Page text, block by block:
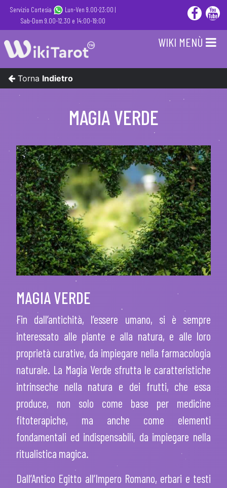
Servizio Cortesia
Lun-Ven 9.00-23:00 |
Sab-Dom 9.00-12.30 e 14:00-19:00
WIKI MENÙ
Torna Indietro
MAGIA VERDE
MAGIA VERDE
Fin dall’antichità, l’essere umano, si è sempre
interessato alle piante e alla natura, e alle loro
proprietà curative, da impiegare nella farmacologia
naturale. La Magia Verde sfrutta le caratteristiche
intrinseche nella natura e dei frutti, che essa
produce, non solo come base per medicine
fitoterapiche, ma anche come elementi
fondamentali ed indispensabili, da impiegare nella
ritualistica magica.
Dall’Antico Egitto all’Impero Romano, erbari e testi